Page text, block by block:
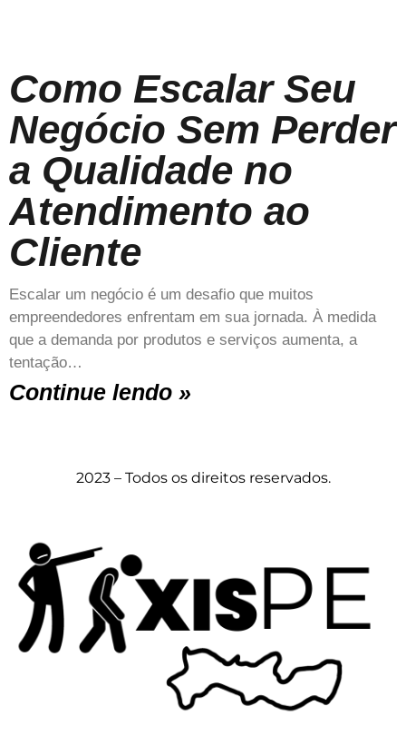
Como Escalar Seu
Negócio Sem Perder
a Qualidade no
Atendimento ao
Cliente
Escalar um negócio é um desafio que muitos
empreendedores enfrentam em sua jornada. À medida
que a demanda por produtos e serviços aumenta, a
tentação…
Continue lendo »
2023 – Todos os direitos reservados.